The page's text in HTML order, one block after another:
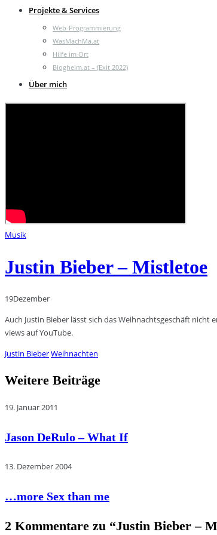
Projekte & Services
Web-Programmierung
WasMachMa.at
Hilfe im Ort
Blogheim.at – (Exit 2022)
Über mich
Musik
Justin Bieber – Mistletoe
19Dezember
Auch Justin Bieber lässt sich das Weihnachtsgeschäft
views auf YouTube.
Justin BieberWeihnachten
Weitere Beiträge
19. Januar 2011
Jason DeRulo – What If
13. Dezember 2004
…more Sex than me
2 Kommentare zu “Justin Bieber –